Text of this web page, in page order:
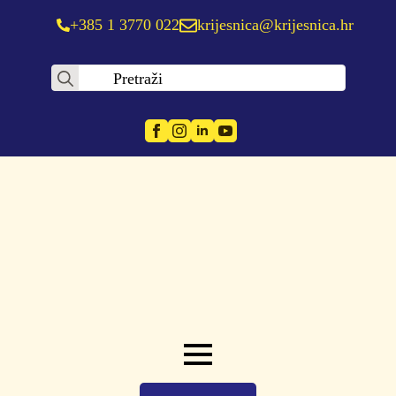
+385 1 3770 022 krijesnica@krijesnica.hr
Search